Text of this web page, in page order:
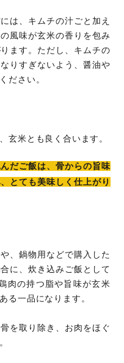
は、キムチの汁ごと加え
風味が玄米の香りを包み
ます。ただし、キムチの
りすぎないよう、醤油や
ださい。
玄米とも良く合います。
だご飯は、骨からの旨味
とても美味しく仕上がり
、鍋物用などで購入した
に、炊き込みご飯として
肉の持つ脂や旨味が玄米
る一品になります。
を取り除き、お肉をほぐ